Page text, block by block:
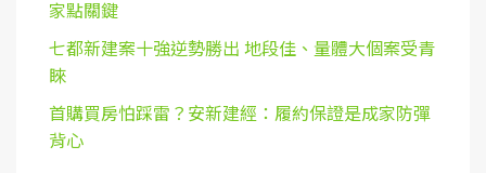
家點關鍵
七都新建案十強逆勢勝出 地段佳、量體大個案受青
睞
首購買房怕踩雷？安新建經：履約保證是成家防彈
背心